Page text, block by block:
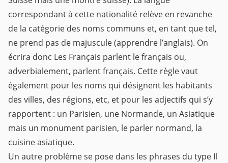
correspondant à cette nationalité relève en revanche
de la catégorie des noms communs et, en tant que tel,
ne prend pas de majuscule (apprendre l’anglais). On
écrira donc Les Français parlent le français ou,
adverbialement, parlent français. Cette règle vaut
également pour les noms qui désignent les habitants
des villes, des régions, etc, et pour les adjectifs qui s’y
rapportent : un Parisien, une Normande, un Asiatique
mais un monument parisien, le parler normand, la
cuisine asiatique.
Un autre problème se pose dans les phrases du type Il